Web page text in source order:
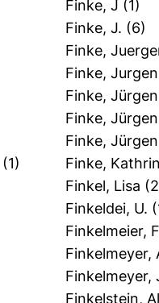
(1)
Finke, J (1)
Finke, J. (6)
Finke,
Finke, Jurgen
Finke, Jürgen
Finke, Jürgen
Finke,
Finke,
Finkel, Lisa
Finkeldei, U.
Finkelmeier,
Finkelmeyer,
Finkelmeyer,
Finkelstein,